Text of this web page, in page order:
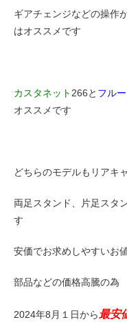
ギアチェンジなどの操作
はオススメです
カスタネット 266と フルー
オススメです
どちらのモデルもリアキ
両足スタンド、片足スタ
す
安価でお求めしやすいお
部品などの価格高騰の為
2024年8月１日から最安